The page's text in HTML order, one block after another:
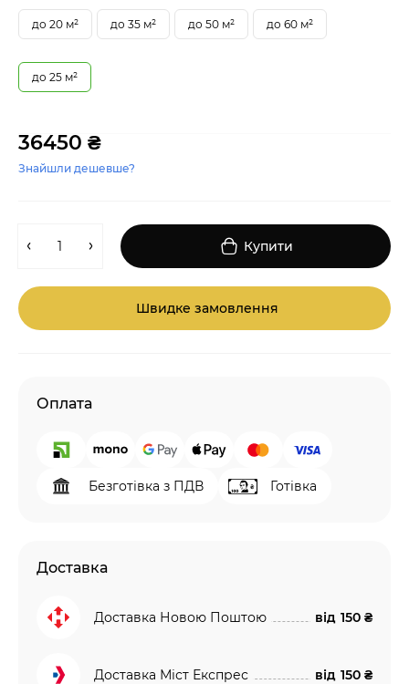
до 20 м² до 35 м² до 50 м² до 60 м²
до 25 м²
36450 ₴
Знайшли дешевше?
Купити
Швидке замовлення
Оплата
Безготівка з ПДВ Готівка
Доставка
Доставка Новою Поштою від 150 ₴
Доставка Міст Експрес від 150 ₴